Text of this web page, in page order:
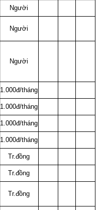
Người
Người
Người
1.000đ/tháng
1.000đ/tháng
1.000đ/tháng
1.000đ/tháng
Tr.đồng
Tr.đồng
Tr.đồng